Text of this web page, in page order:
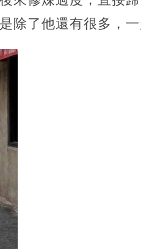
除了他還有很多，